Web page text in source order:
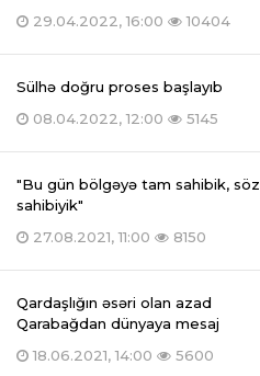
29.04.2022, 16:00
10404
Sülhə doğru proses başlayıb
08.04.2022, 12:00
5145
"Bu gün bölgəyə tam sahibik, söz
sahibiyik"
27.08.2021, 11:00
8150
Qardaşlığın əsəri olan azad
Qarabağdan dünyaya mesaj
18.06.2021, 14:00
5600